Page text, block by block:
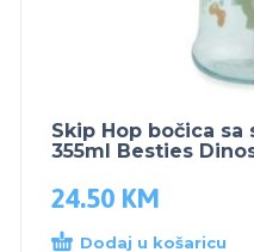
Skip Hop bočica
355ml Besties
24.50 KM
Dodaj u košaricu